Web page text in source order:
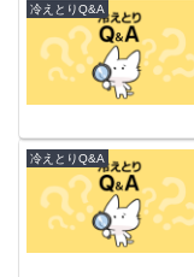
冷えとりQ&A
冷えとりQ&A